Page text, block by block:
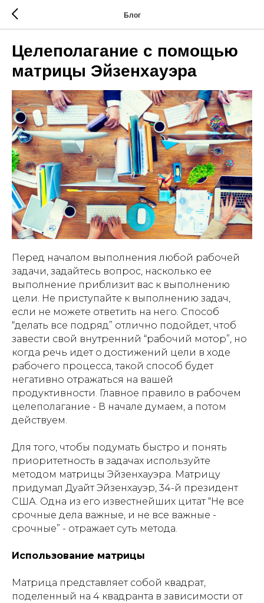
Блог
Целеполагание с помощью
матрицы Эйзенхауэра
Перед началом выполнения любой рабочей
задачи, задайтесь вопрос, насколько ее
выполнение приблизит вас к выполнению
цели. Не приступайте к выполнению задач,
если не можете ответить на него. Способ
“делать все подряд” отлично подойдет, чтоб
завести свой внутренний “рабочий мотор”, но
когда речь идет о достижений цели в ходе
рабочего процесса, такой способ будет
негативно отражаться на вашей
продуктивности. Главное правило в рабочем
целеполагание - В начале думаем, а потом
действуем.
Для того, чтобы подумать быстро и понять
приоритетность в задачах используйте
методом матрицы Эйзенхауэра. Матрицу
придумал Дуайт Эйзенхауэр, 34-й президент
США. Одна из его известнейших цитат “Не все
срочные дела важные, и не все важные -
срочные” - отражает суть метода.
Использование матрицы
Матрица представляет собой квадрат,
поделенный на 4 квадранта в зависимости от